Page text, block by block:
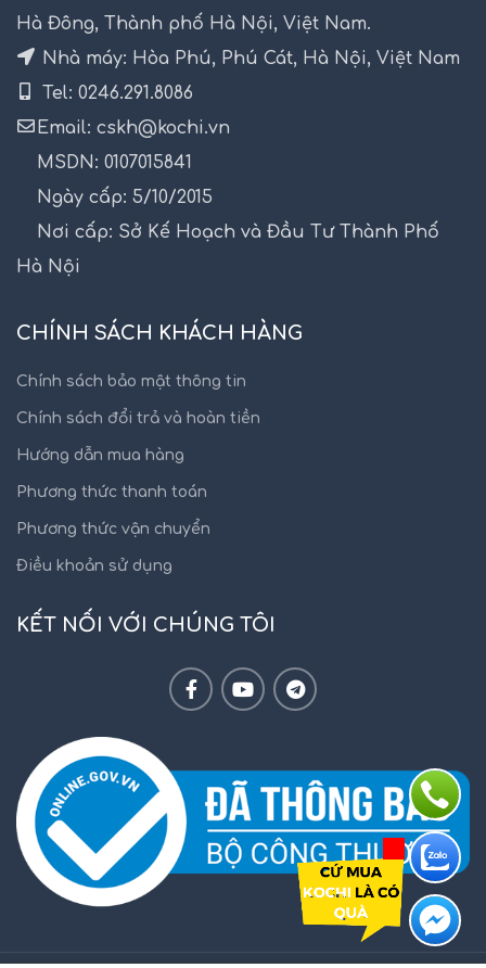
Hà Đông, Thành phố Hà Nội, Việt Nam.
Nhà máy: Hòa Phú, Phú Cát, Hà Nội, Việt Nam
Tel: 0246.291.8086
Email: cskh@kochi.vn
MSDN: 0107015841
Ngày cấp: 5/10/2015
Nơi cấp: Sở Kế Hoạch và Đầu Tư Thành Phố
Hà Nội
CHÍNH SÁCH KHÁCH HÀNG
Chính sách bảo mật thông tin
Chính sách đổi trả và hoàn tiền
Hướng dẫn mua hàng
Phương thức thanh toán
Phương thức vận chuyển
Điều khoản sử dụng
KẾT NỐI VỚI CHÚNG TÔI